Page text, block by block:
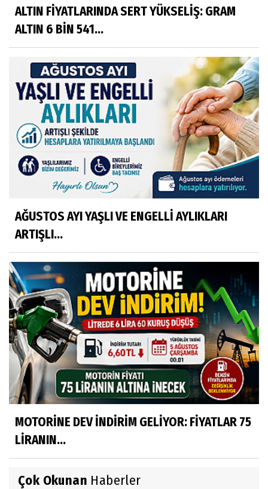
ALTIN FİYATLARINDA SERT YÜKSELİŞ: GRAM
ALTIN 6 BİN 541...
AĞUSTOS AYI YAŞLI VE ENGELLİ AYLIKLARI
ARTIŞLI...
MOTORİNE DEV İNDİRİM GELİYOR: FİYATLAR 75
LİRANIN...
Çok Okunan Haberler